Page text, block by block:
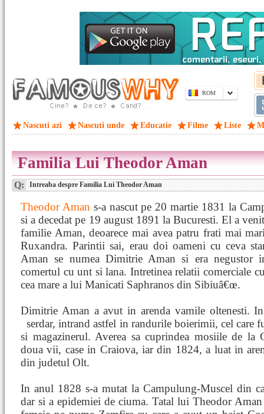
ROM
Nascuti azi Nascuti unde Educatie Filme Liste
Familia Lui Theodor Aman
Q: Intreaba despre Familia Lui Theodor Aman
Theodor Aman s-a nascut pe 20 martie 1831 la
si a decedat pe 19 august 1891 la Bucuresti. El a
familie Aman, deoarece mai avea patru frati mai
Ruxandra. Parintii sai, erau doi oameni cu ceva
Aman se numea Dimitrie Aman si era negustor
comertul cu unt si lana. Intretinea relatii comerciale
cea mare a lui Manicati Saphranos din Sibiuâ€œ.
Dimitrie Aman a avut in arenda vamile oltenesti.
serdar, intrand astfel in randurile boierimii, cel care
si magazinerul. Averea sa cuprindea mosiile de la
doua vii, case in Craiova, iar din 1824, a luat in
din judetul Olt.
In anul 1828 s-a mutat la Campulung-Muscel din
dar si a epidemiei de ciuma. Tatal lui Theodor